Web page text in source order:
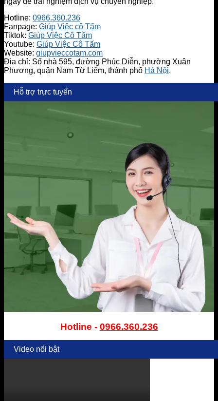
Hotline: 0966.360.236
Fanpage: Giúp Việc cô Tấm
Tiktok: Giúp Việc Cô Tấm
Youtube: Giúp Việc Cô Tấm
Website: giupvieccotam.com
Địa chỉ: Số nhà 595, đường Phúc Diễn, phường Xuân
Phương, quận Nam Từ Liêm, thành phố Hà Nội.
Hỗ trợ trực tuyến
Hotline - 0966.360.236
Video nổi bật